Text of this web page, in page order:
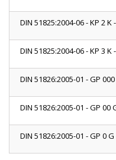
DIN 51825:2004-06 - KP 2 K
DIN 51825:2004-06 - KP 3 K
DIN 51826:2005-01 - GP
DIN 51826:2005-01 - GP 00
DIN 51826:2005-01 - GP 0 G